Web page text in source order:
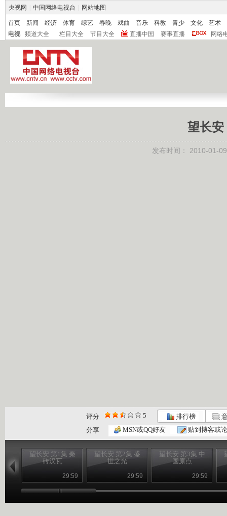
央视网 中国网络电视台 网站地图
首页 新闻 经济 体育 综艺 春晚 戏曲 音乐 科教 青少 文化
艺术
电视
频道大全 栏目大全 节目大全 直播中国 赛事直播 网络
望长安
发布时间： 2010-01-
评分 5 排行榜
分享
MSN或QQ好友 贴到博客或
望长安 第1集 秦
砖汉瓦
29:59
望长安 第2集 盛
世之光
29:59
望长安 第3集 中
国原点
29:59